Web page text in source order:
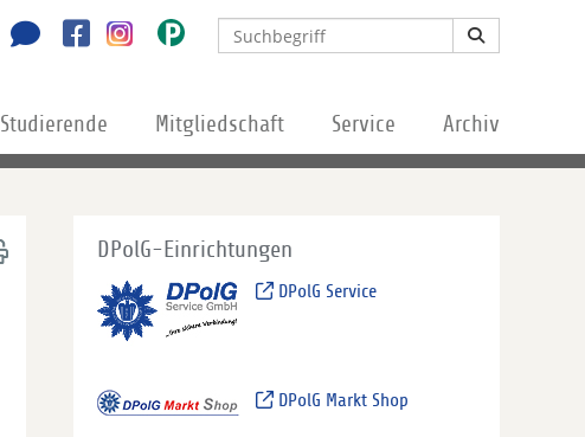
Studierende Mitgliedschaft Service Archiv
DPolG-Einrichtungen
DPolG Service
DPolG Markt Shop